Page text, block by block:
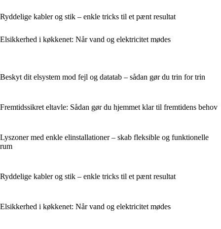
Ryddelige kabler og stik – enkle tricks til et pænt resultat
Elsikkerhed i køkkenet: Når vand og elektricitet mødes
Beskyt dit elsystem mod fejl og datatab – sådan gør du trin for trin
Fremtidssikret eltavle: Sådan gør du hjemmet klar til fremtidens behov
Lyszoner med enkle elinstallationer – skab fleksible og funktionelle
rum
Ryddelige kabler og stik – enkle tricks til et pænt resultat
Elsikkerhed i køkkenet: Når vand og elektricitet mødes